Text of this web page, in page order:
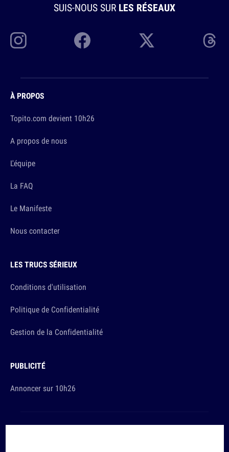
SUIS-NOUS SUR LES RÉSEAUX
À PROPOS
Topito.com devient 10h26
A propos de nous
L'équipe
La FAQ
Le Manifeste
Nous contacter
LES TRUCS SÉRIEUX
Conditions d'utilisation
Politique de Confidentialité
Gestion de la Confidentialité
PUBLICITÉ
Annoncer sur 10h26